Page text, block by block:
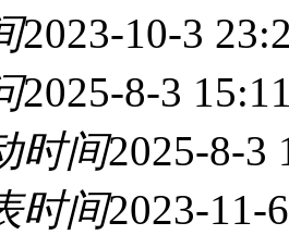
2023-10-3
2025-8-3
时间2025-8-3
时间2023-11-